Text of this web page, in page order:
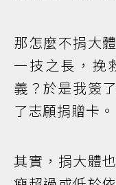
那怎麼不捐大
一技之長，挽
義？於是我簽
了志願捐贈卡。
其實，捐大體